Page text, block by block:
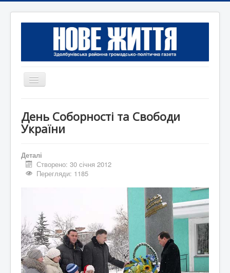
Перемикач
Редакція
Коротко
Оголошення
День Соборності та Свободи
України
Деталі
Створено: 30 січня 2012
Перегляди: 1185